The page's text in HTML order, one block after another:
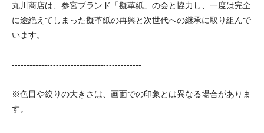
丸川商店は、参宮ブランド「擬革紙」の会と協力し、一度は完全
に途絶えてしまった擬革紙の再興と次世代への継承に取り組んで
います。
--------------------------------------------
※色目や絞りの大きさは、画面での印象とは異なる場合がありま
す。